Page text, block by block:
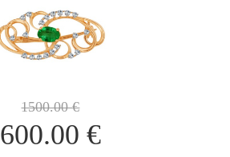
1500.00€
600.00 €